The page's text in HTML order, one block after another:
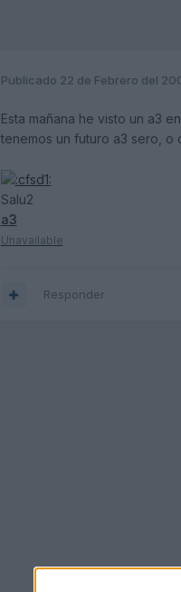
Publicado 22 de Febrero del
Esta mañana he visto un a3
tenemos un futuro a3 sero, o
Salu2
a3
Unavailable
Responder